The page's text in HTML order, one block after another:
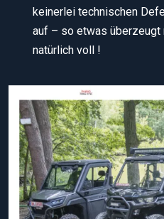
keinerlei technischen
auf – so etwas überzeugt
natürlich voll !